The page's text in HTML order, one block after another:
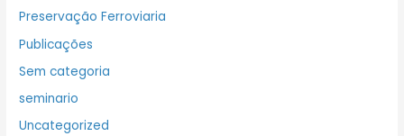
Preservação Ferroviaria
Publicações
Sem categoria
seminario
Uncategorized